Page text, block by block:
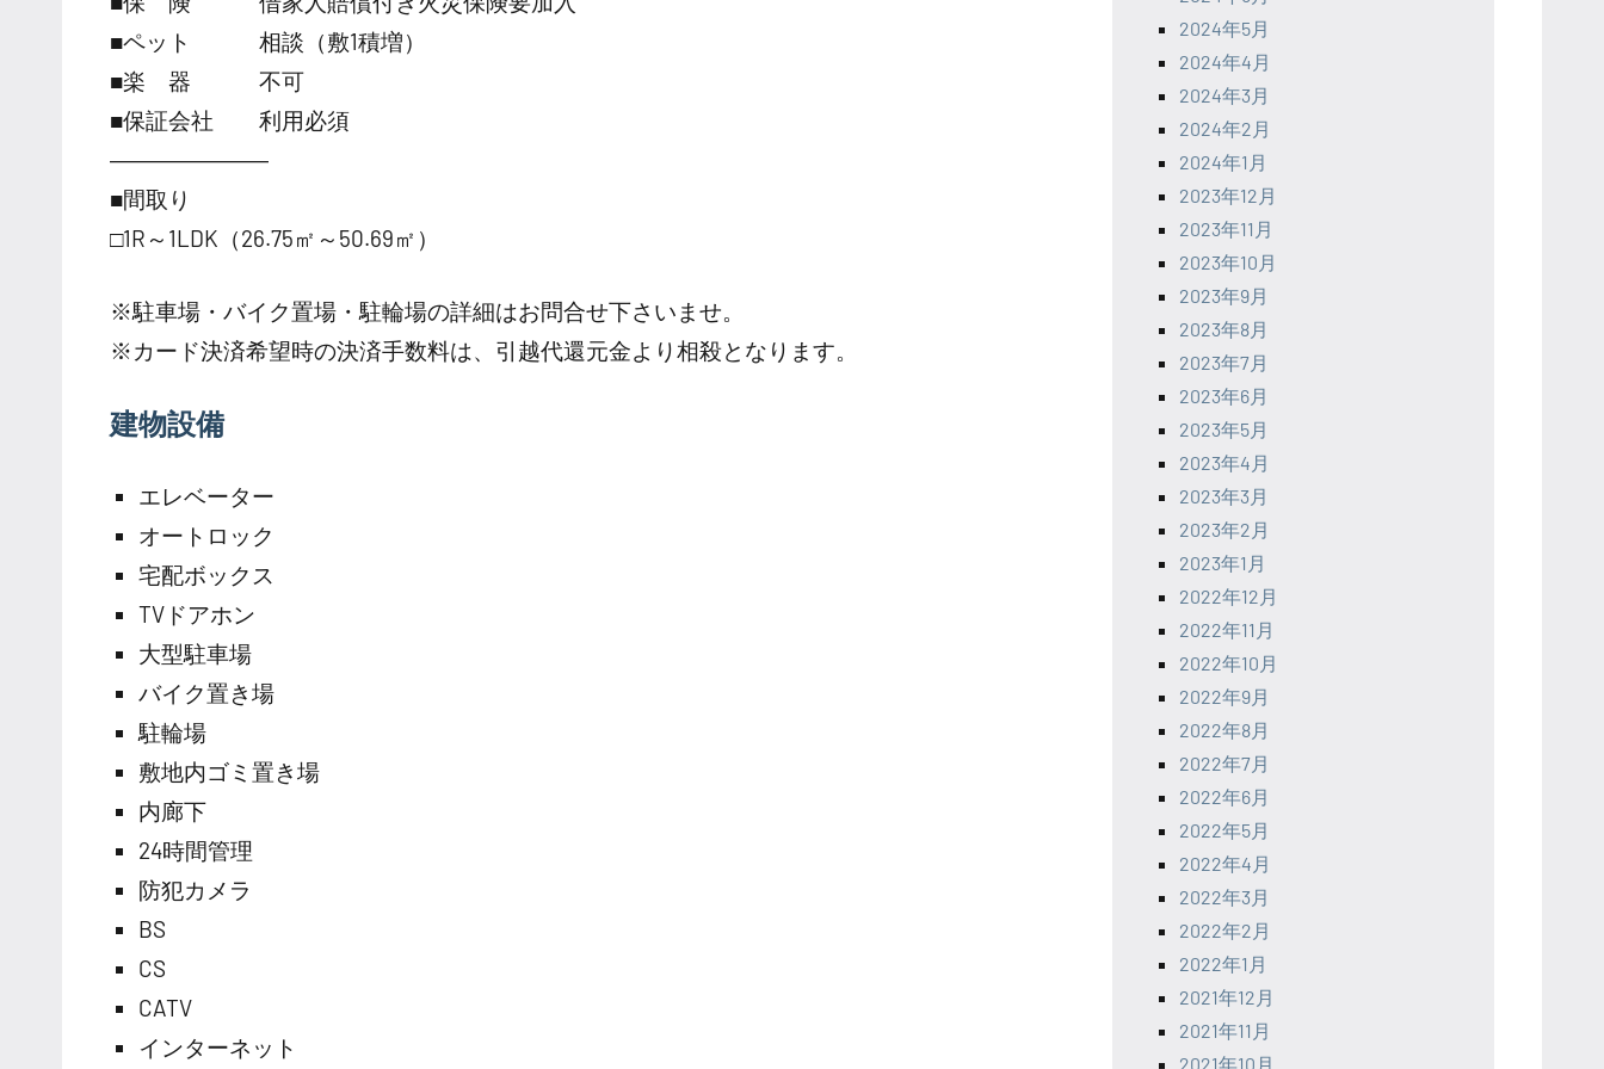
■ペット 相談（敷1積増）
■楽 器 不可
■保証会社 利用必須
―――――――
■間取り
□1R～1LDK（26.75㎡～50.69㎡）
※駐車場・バイク置場・駐輪場の詳細はお問合せ下さいませ。
※カード決済希望時の決済手数料は、引越代還元金より相殺となります。
建物設備
エレベーター
オートロック
宅配ボックス
TVドアホン
大型駐車場
バイク置き場
駐輪場
敷地内ゴミ置き場
内廊下
24時間管理
防犯カメラ
BS
CS
CATV
インターネット
2024年5月
2024年4月
2024年3月
2024年2月
2024年1月
2023年12月
2023年11月
2023年10月
2023年9月
2023年8月
2023年7月
2023年6月
2023年5月
2023年4月
2023年3月
2023年2月
2023年1月
2022年12月
2022年11月
2022年10月
2022年9月
2022年8月
2022年7月
2022年6月
2022年5月
2022年4月
2022年3月
2022年2月
2022年1月
2021年12月
2021年11月
2021年10月